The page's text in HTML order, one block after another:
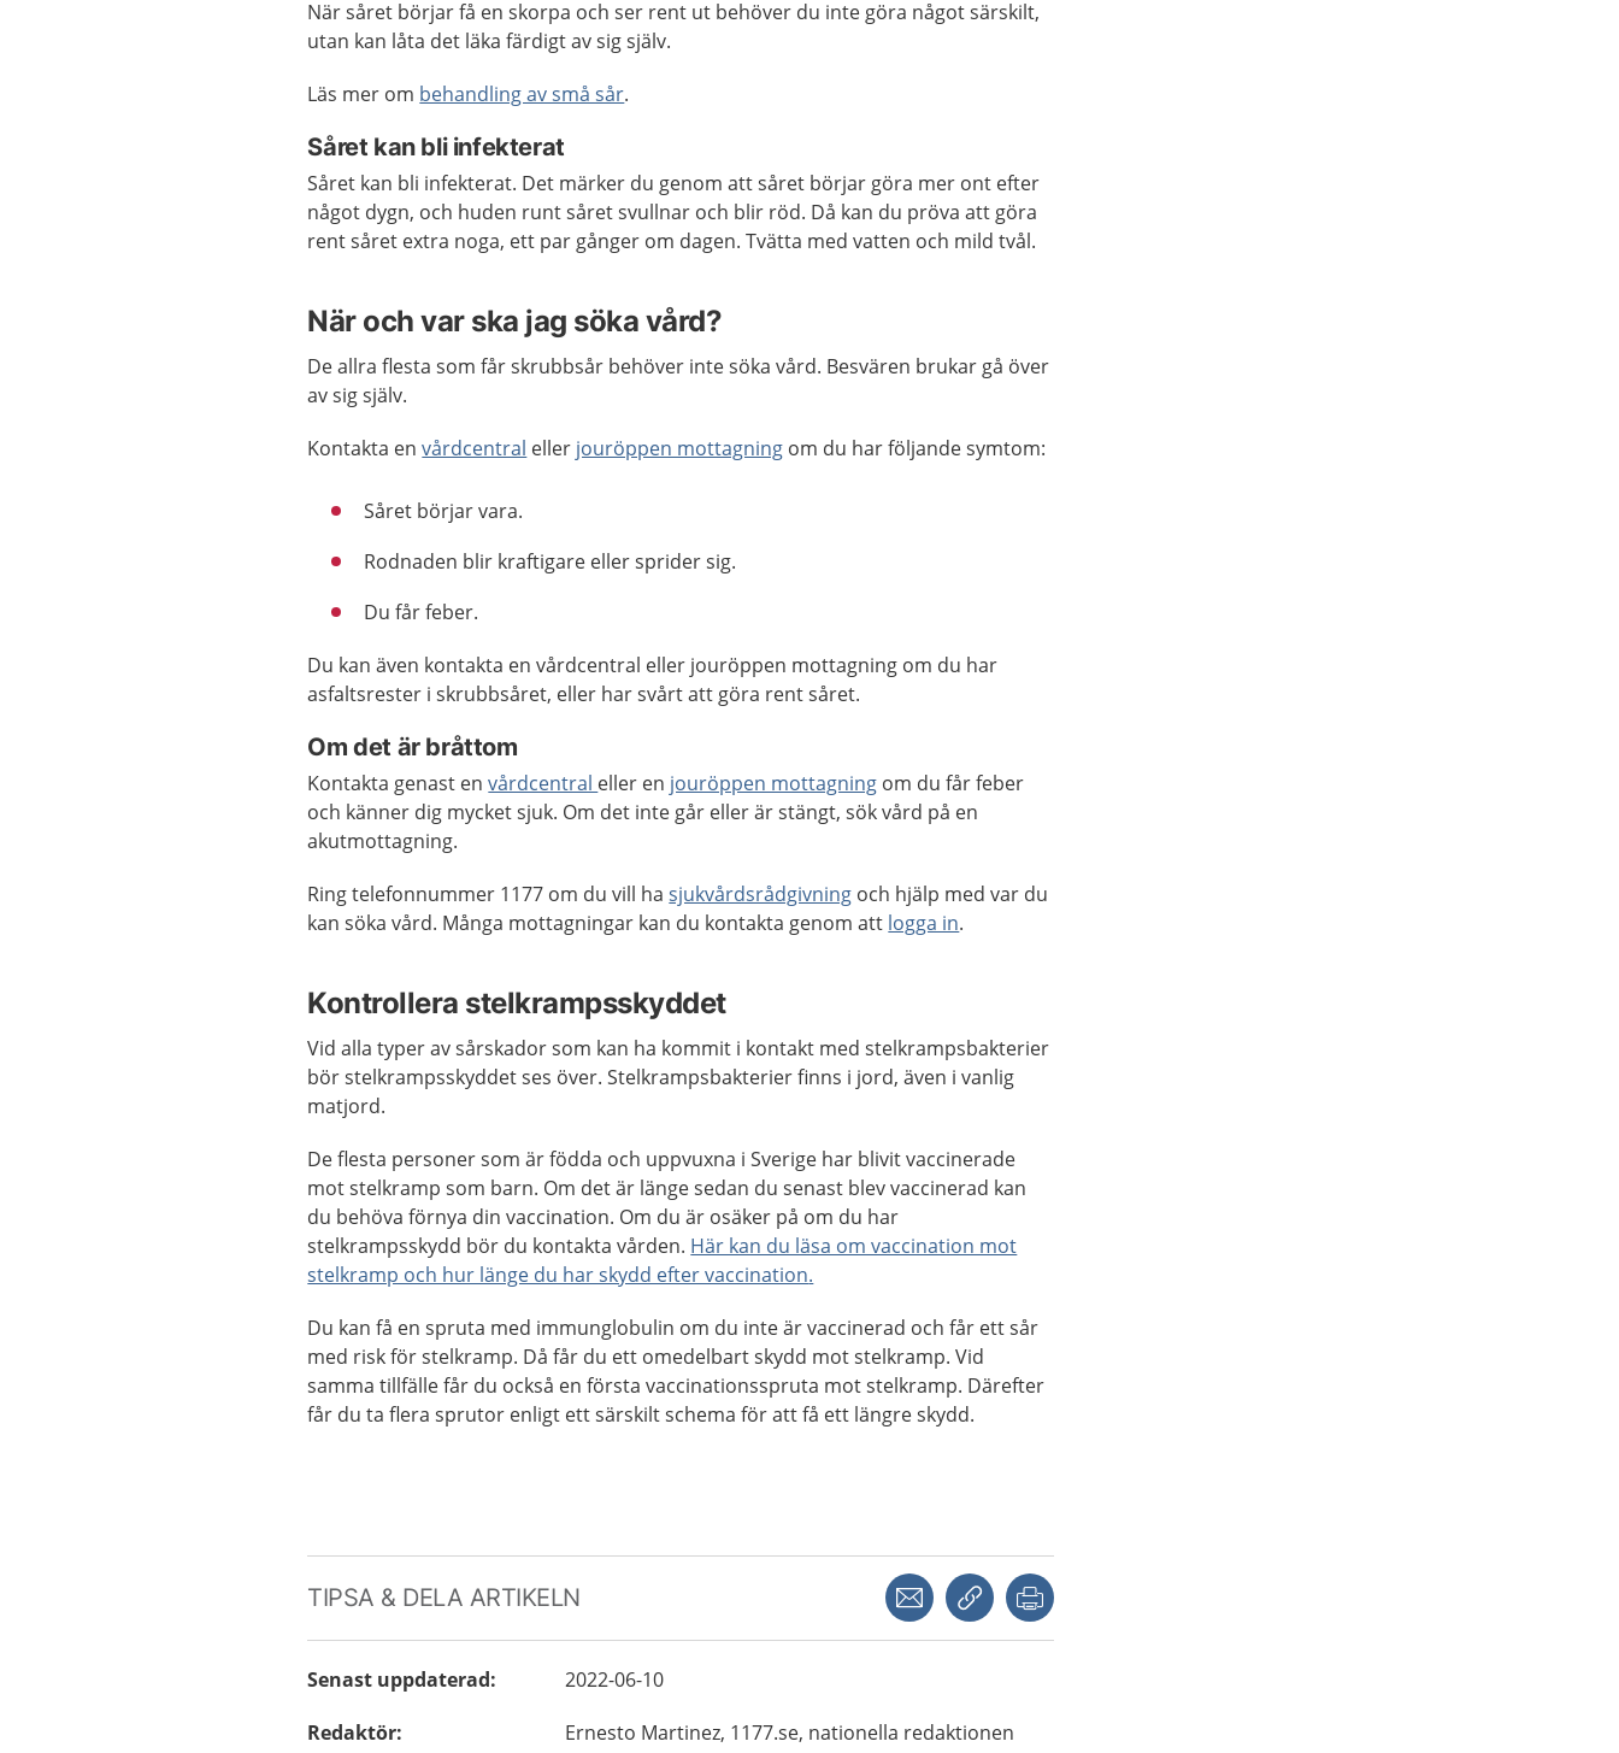
När såret börjar få en skorpa och ser rent ut behöver du inte göra något särskilt,
utan kan låta det läka färdigt av sig själv.
Läs mer om behandling av små sår.
Såret kan bli infekterat
Såret kan bli infekterat. Det märker du genom att såret börjar göra mer ont efter
något dygn, och huden runt såret svullnar och blir röd. Då kan du pröva att göra
rent såret extra noga, ett par gånger om dagen. Tvätta med vatten och mild tvål.
När och var ska jag söka vård?
De allra flesta som får skrubbsår behöver inte söka vård. Besvären brukar gå över
av sig själv.
Kontakta envårdcentral eller jouröppen mottagning om du har följande symtom:
Såret börjar vara.
Rodnaden blir kraftigare eller sprider sig.
Du får feber.
Du kan även kontakta en vårdcentral eller jouröppen mottagning om du har
asfaltsrester i skrubbsåret, eller har svårt att göra rent såret.
Om det är bråttom
Kontakta genast envårdcentral eller en jouröppen mottagning om du får feber
och känner dig mycket sjuk. Om det inte går eller är stängt, sök vård på en
akutmottagning.
Ring telefonnummer 1177 om du vill hasjukvårdsrådgivning och hjälp med var du
kan söka vård. Många mottagningar kan du kontakta genom att logga in.
Kontrollera stelkrampsskyddet
Vid alla typer av sårskador som kan ha kommit i kontakt med stelkrampsbakterier
bör stelkrampsskyddet ses över. Stelkrampsbakterier finns i jord, även i vanlig
matjord.
De flesta personer som är födda och uppvuxna i Sverige har blivit vaccinerade
mot stelkramp som barn. Om det är länge sedan du senast blev vaccinerad kan
du behöva förnya din vaccination. Om du är osäker på om du har
stelkrampsskydd bör du kontakta vården. Här kan du läsa om vaccination mot
stelkramp och hur länge du har skydd efter vaccination.
Du kan få en spruta med immunglobulin om du inte är vaccinerad och får ett sår
med risk för stelkramp. Då får du ett omedelbart skydd mot stelkramp. Vid
samma tillfälle får du också en första vaccinationsspruta mot stelkramp. Därefter
får du ta flera sprutor enligt ett särskilt schema för att få ett längre skydd.
TIPSA & DELA ARTIKELN Dela via mejlKopiera länk
Senast uppdaterad:
2022-06-10
Redaktör: Ernesto Martinez, 1177.se, nationella redaktionen